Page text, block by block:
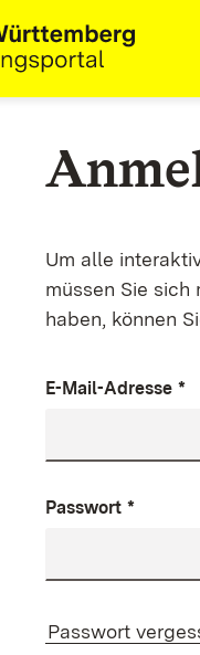
Um alle
müssen Sie sich
haben, können
E-Mail-Adresse *
Passwort *
Passwort